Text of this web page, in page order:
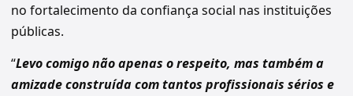
no fortalecimento da confiança social nas instituições
públicas.
“Levo comigo não apenas o respeito, mas também a
amizade construída com tantos profissionais sérios e